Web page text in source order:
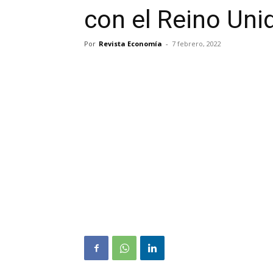
con el Reino
Por Revista Economía - 7 febrero, 2022